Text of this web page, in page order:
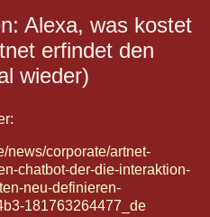
Alexa, was kostet
erfindet den
wieder)
news/corporate/artnet-
chatbot-der-die-interaktion-
neu-definieren-
181763264477_de